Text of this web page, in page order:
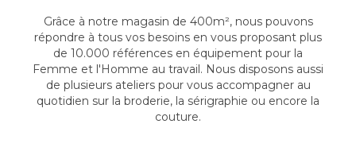
Grâce à notre magasin de 400m², nous pouvons
répondre à tous vos besoins en vous proposant plus
de 10.000 références en équipement pour la
Femme et l'Homme au travail. Nous disposons aussi
de plusieurs ateliers pour vous accompagner au
quotidien sur la broderie, la sérigraphie ou encore la
couture.